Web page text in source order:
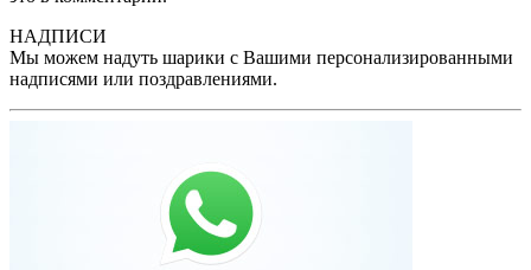
НАДПИСИ
Мы можем надуть шарики с Вашими персонализированными
надписями или поздравлениями.